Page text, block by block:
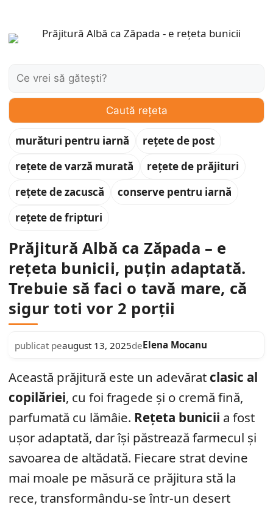
Caută:
Caută rețeta
murături pentru iarnă
rețete de post
rețete de varză murată
rețete de prăjituri
rețete de zacuscă
conserve pentru iarnă
rețete de fripturi
Prăjitură Albă ca Zăpada – e
rețeta bunicii, puțin adaptată.
Trebuie să faci o tavă mare, că
sigur toti vor 2 porții
publicat peaugust 13, 2025deElena Mocanu
Această prăjitură este un adevărat clasic al
copilăriei, cu foi fragede și o cremă fină,
parfumată cu lămâie. Rețeta bunicii a fost
ușor adaptată, dar își păstrează farmecul și
savoarea de altădată. Fiecare strat devine
mai moale pe măsură ce prăjitura stă la
rece, transformându-se într-un desert